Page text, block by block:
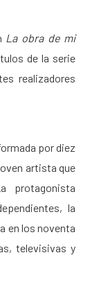
La obra de mi
de la serie
realizadores
por diez
artista que
protagonista
la
en los noventa
televisivas y